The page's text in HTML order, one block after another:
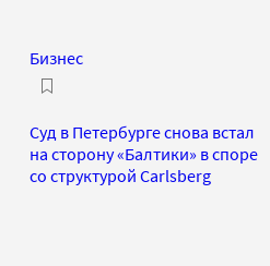
Бизнес
Суд в Петербурге снова встал
на сторону «Балтики» в споре
со структурой Carlsberg